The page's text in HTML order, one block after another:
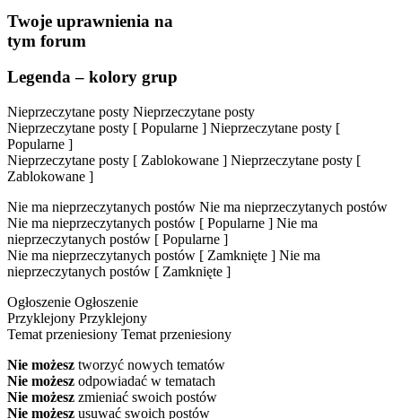
Twoje uprawnienia na
tym forum
Legenda – kolory grup
Nieprzeczytane posty Nieprzeczytane posty
Nieprzeczytane posty [ Popularne ] Nieprzeczytane posty [
Popularne ]
Nieprzeczytane posty [ Zablokowane ] Nieprzeczytane posty [
Zablokowane ]
Nie ma nieprzeczytanych postów Nie ma nieprzeczytanych postów
Nie ma nieprzeczytanych postów [ Popularne ] Nie ma
nieprzeczytanych postów [ Popularne ]
Nie ma nieprzeczytanych postów [ Zamknięte ] Nie ma
nieprzeczytanych postów [ Zamknięte ]
Ogłoszenie Ogłoszenie
Przyklejony Przyklejony
Temat przeniesiony Temat przeniesiony
Nie możesz tworzyć nowych tematów
Nie możesz odpowiadać w tematach
Nie możesz zmieniać swoich postów
Nie możesz usuwać swoich postów